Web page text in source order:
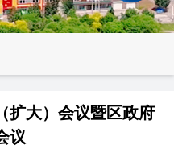
扩大）会议暨区政府
议